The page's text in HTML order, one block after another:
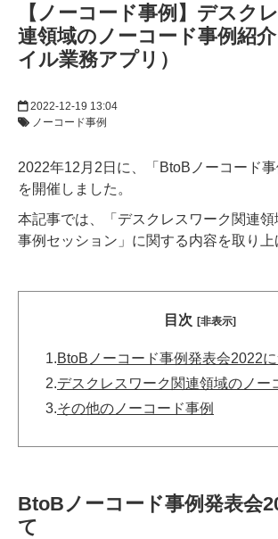
【ノーコード事例】デスク
連領域のノーコード事例紹
イル業務アプリ）
2022-12-19 13:04
ノーコード事例
2022年12月2日に、「BtoBノーコード事
を開催しました。
本記事では、「デスクレスワーク関連領
事例セッション」に関する内容を取り上
目次 [非表示]
1.BtoBノーコード事例発表会2022
2.デスクレスワーク関連領域のノー
3.その他のノーコード事例
BtoBノーコード事例発表会
て